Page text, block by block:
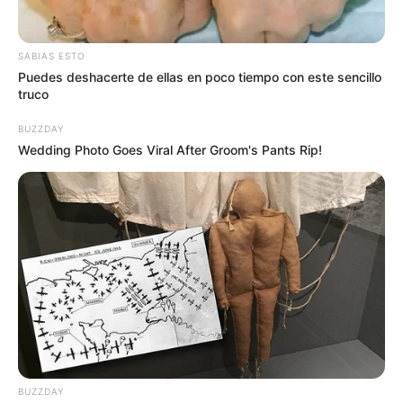
SABIAS ESTO
Puedes deshacerte de ellas en poco tiempo con este sencillo
truco
BUZZDAY
Wedding Photo Goes Viral After Groom's Pants Rip!
BUZZDAY